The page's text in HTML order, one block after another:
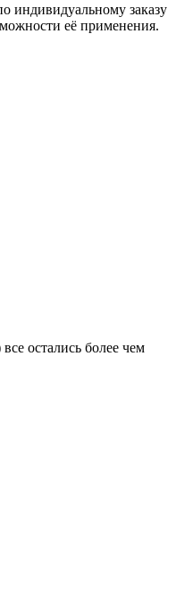
индивидуальному заказу
её применения.
остались более чем